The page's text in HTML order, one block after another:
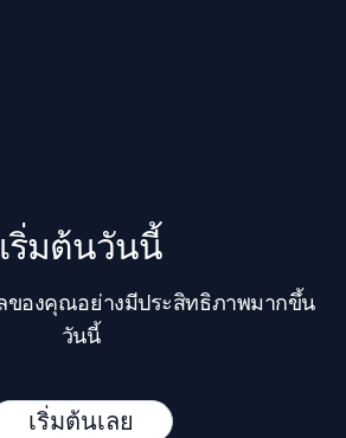
เริ่มต้นวันนี้
ของคุณอย่างมีประสิทธิภาพมากขึ้น
วันนี้
เริ่มต้นเลย